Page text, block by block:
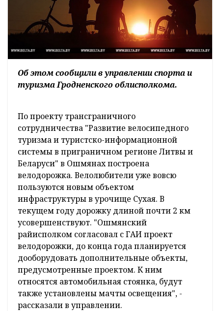
Об этом сообщили в управлении спорта и
туризма Гродненского облисполкома.
По проекту трансграничного
сотрудничества "Развитие велосипедного
туризма и туристско-информационной
системы в приграничном регионе Литвы и
Беларуси" в Ошмянах построена
велодорожка. Велолюбители уже вовсю
пользуются новым объектом
инфраструктуры в урочище Сухая. В
текущем году дорожку длиной почти 2 км
усовершенствуют. "Ошмянский
райисполком согласовал с ГАИ проект
велодорожки, до конца года планируется
дооборудовать дополнительные объекты,
предусмотренные проектом. К ним
относятся автомобильная стоянка, будут
также установлены мачты освещения", -
рассказали в управлении.